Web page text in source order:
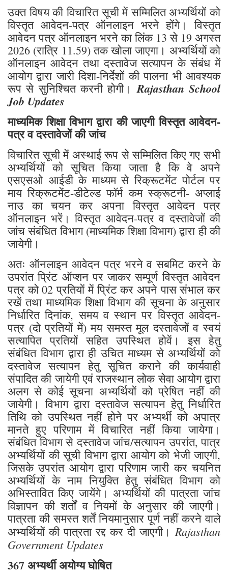
उक्त विषय की विचारित सूची में सम्मिलित अभ्यर्थियों को
विस्तृत आवेदन-पत्र ऑनलाइन भरने होंगे। विस्तृत
आवेदन पत्र ऑनलाइन भरने का लिंक 13 से 19 अगस्त
2026 (रात्रि 11.59) तक खोला जाएगा। अभ्यर्थियों को
ऑनलाइन आवेदन तथा दस्तावेज सत्यापन के संबंध में
आयोग द्वारा जारी दिशा-निर्देशों की पालना भी आवश्यक
रूप से सुनिश्चित करनी होगी। Rajasthan School
Job Updates
माध्यमिक शिक्षा विभाग द्वारा की जाएगी विस्तृत आवेदन-
पत्र व दस्तावेजों की जांच
विचारित सूची में अस्थाई रूप से सम्मिलित किए गए सभी
अभ्यर्थियों को सूचित किया जाता है कि वे अपने
एसएसओ आईडी के माध्यम से रिक्रूटमेंट पोर्टल पर
माय रिक्रूटमेंट-डीटेल्ड फॉर्म कम स्क्रूटनी- अप्लाई
नाउ का चयन कर अपना विस्तृत आवेदन पत्र
ऑनलाइन भरें। विस्तृत आवेदन-पत्र व दस्तावेजों की
जांच संबंधित विभाग (माध्यमिक शिक्षा विभाग) द्वारा ही की
जायेगी।
अतः ऑनलाइन आवेदन पत्र भरने व सबमिट करने के
उपरांत प्रिंट ऑप्शन पर जाकर सम्पूर्ण विस्तृत आवेदन
पत्र को 02 प्रतियों में प्रिंट कर अपने पास संभाल कर
रखें तथा माध्यमिक शिक्षा विभाग की सूचना के अनुसार
निर्धारित दिनांक, समय व स्थान पर विस्तृत आवेदन-
पत्र (दो प्रतियों में) मय समस्त मूल दस्तावेजों व स्वयं
सत्यापित प्रतियों सहित उपस्थित होवें। इस हेतु
संबंधित विभाग द्वारा ही उचित माध्यम से अभ्यर्थियों को
दस्तावेज सत्यापन हेतु सूचित कराने की कार्यवाही
संपादित की जायेगी एवं राजस्थान लोक सेवा आयोग द्वारा
अलग से कोई सूचना अभ्यर्थियों को प्रेषित नहीं की
जायेगी। विभाग द्वारा दस्तावेज सत्यापन हेतु निर्धारित
तिथि को उपस्थित नहीं होने पर अभ्यर्थी को अपात्र
मानते हुए परिणाम में विचारित नहीं किया जायेगा।
संबंधित विभाग से दस्तावेज जांच/सत्यापन उपरांत, पात्र
अभ्यर्थियों की सूची विभाग द्वारा आयोग को भेजी जाएगी,
जिसके उपरांत आयोग द्वारा परिणाम जारी कर चयनित
अभ्यर्थियों के नाम नियुक्ति हेतु संबंधित विभाग को
अभिस्तावित किए जायेंगे। अभ्यर्थियों की पात्रता जांच
विज्ञापन की शर्तों व नियमों के अनुसार की जाएगी।
पात्रता की समस्त शर्तें नियमानुसार पूर्ण नहीं करने वाले
अभ्यर्थियों की पात्रता रद्द कर दी जाएगी। Rajasthan
Government Updates
367 अभ्यर्थी अयोग्य घोषित